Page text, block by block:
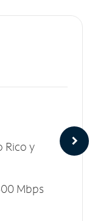
Rico y
Mbps